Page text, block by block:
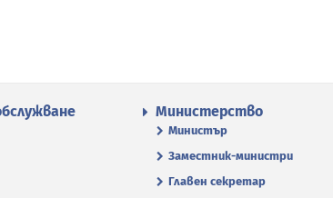
Министерство
Министър
Заместник-министри
Главен секретар